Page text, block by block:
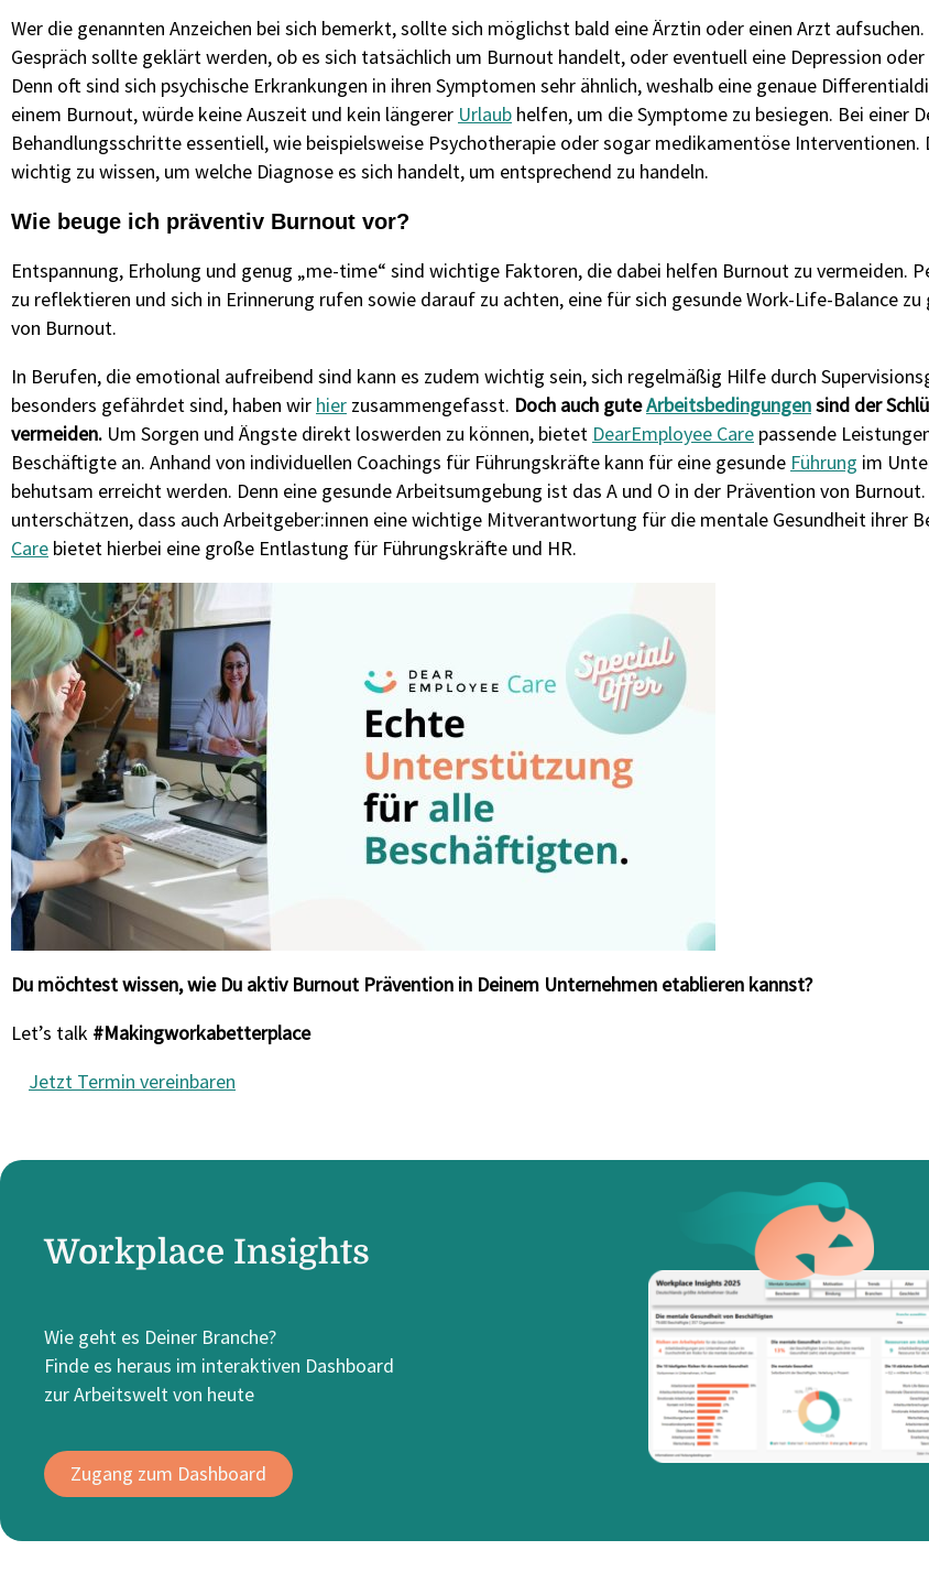
Wer die genannten Anzeichen bei sich bemerkt, sollte sich möglichst bald eine Ärztin oder einen Arzt
Gespräch sollte geklärt werden, ob es sich tatsächlich um Burnout handelt, oder eventuell eine Depression
Denn oft sind sich psychische Erkrankungen in ihren Symptomen sehr ähnlich, weshalb eine genaue
einem Burnout, würde keine Auszeit und kein längerer Urlaub helfen, um die Symptome zu besiegen. Bei einer
Behandlungsschritte essentiell, wie beispielsweise Psychotherapie oder sogar medikamentöse Interventionen.
wichtig zu wissen, um welche Diagnose es sich handelt, um entsprechend zu handeln.
Wie beuge ich präventiv Burnout vor?
Entspannung, Erholung und genug „me-time“ sind wichtige Faktoren, die dabei helfen Burnout zu vermeiden.
zu reflektieren und sich in Erinnerung rufen sowie darauf zu achten, eine für sich gesunde Work-Life-Balance
von Burnout.
In Berufen, die emotional aufreibend sind kann es zudem wichtig sein, sich regelmäßig Hilfe durch
besonders gefährdet sind, haben wir hier zusammengefasst. Doch auch guteArbeitsbedingungensind der
vermeiden. Um Sorgen und Ängste direkt loswerden zu können, bietet DearEmployee Care passende
Beschäftigte an. Anhand von individuellen Coachings für Führungskräfte kann für eine gesunde Führung im
behutsam erreicht werden. Denn eine gesunde Arbeitsumgebung ist das A und O in der Prävention von
unterschätzen, dass auch Arbeitgeber:innen eine wichtige Mitverantwortung für die mentale Gesundheit ihrer
Care bietet hierbei eine große Entlastung für Führungskräfte und HR.
Du möchtest wissen, wie Du aktiv Burnout Prävention in Deinem Unternehmen etablieren kannst?
Let’s talk #Makingworkabetterplace
Jetzt Termin vereinbaren
Workplace Insights
Wie geht es Deiner Branche?
Finde es heraus im interaktiven Dashboard
zur Arbeitswelt von heute
Zugang zum Dashboard